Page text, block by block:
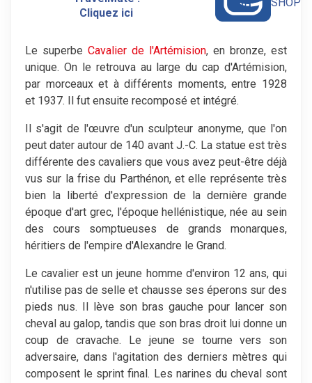
Cliquez ici
Le superbe Cavalier de l'Artémision, en bronze, est
unique. On le retrouva au large du cap d'Artémision,
par morceaux et à différents moments, entre 1928
et 1937. Il fut ensuite recomposé et intégré.
Il s'agit de l'œuvre d'un sculpteur anonyme, que l'on
peut dater autour de 140 avant J.-C. La statue est très
différente des cavaliers que vous avez peut-être déjà
vus sur la frise du Parthénon, et elle représente très
bien la liberté d'expression de la dernière grande
époque d'art grec, l'époque hellénistique, née au sein
des cours somptueuses de grands monarques,
héritiers de l'empire d'Alexandre le Grand.
Le cavalier est un jeune homme d'environ 12 ans, qui
n'utilise pas de selle et chausse ses éperons sur des
pieds nus. Il lève son bras gauche pour lancer son
cheval au galop, tandis que son bras droit lui donne un
coup de cravache. Le jeune se tourne vers son
adversaire, dans l'agitation des derniers mètres qui
composent le sprint final. Les narines du cheval sont